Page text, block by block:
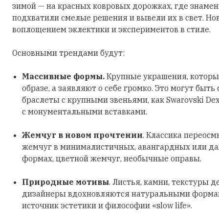
зимой — на красных ковровых дорожках, где
подхватили смелые решения и вывели их в свет.
воплощением эклектики и экспериментов в стиле.
Основными трендами будут:
Массивные формы. Крупные украшения,
образе, а заявляют о себе громко. Это могут быть
браслеты с крупными звеньями, как Swarovski
с монументальными вставками.
Жемчуг в новом прочтении. Классика
жемчуг в минималистичных, авангардных или
формах, цветной жемчуг, необычные оправы.
Природные мотивы. Листья, камни, текстуры
дизайнеры вдохновляются натуральными
источник эстетики и философии «slow life».